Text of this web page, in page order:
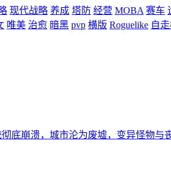
现代战略 养成 塔防 经营 MOBA 赛车
唯美 治愈 暗黑 pvp 横版 Roguelike 自
底崩溃，城市沦为废墟，变异怪物与